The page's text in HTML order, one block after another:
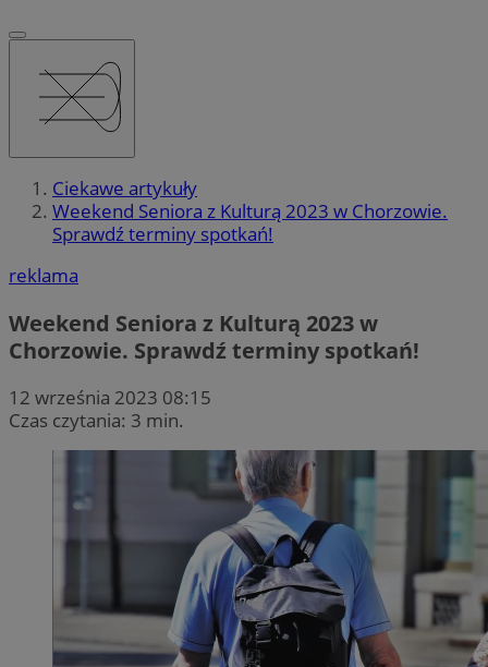
Ciekawe artykuły
Weekend Seniora z Kulturą 2023 w Chorzowie.
Sprawdź terminy spotkań!
reklama
Weekend Seniora z Kulturą 2023 w
Chorzowie. Sprawdź terminy spotkań!
12 września 2023 08:15
Czas czytania: 3 min.